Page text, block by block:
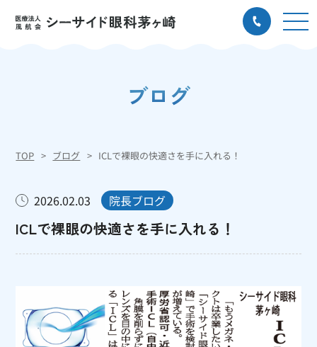
ブログ
TOP ブログ ICLで裸眼の快適さを手に入れる！
2026.02.03 院長ブログ
ICLで裸眼の快適さを手に入れる！